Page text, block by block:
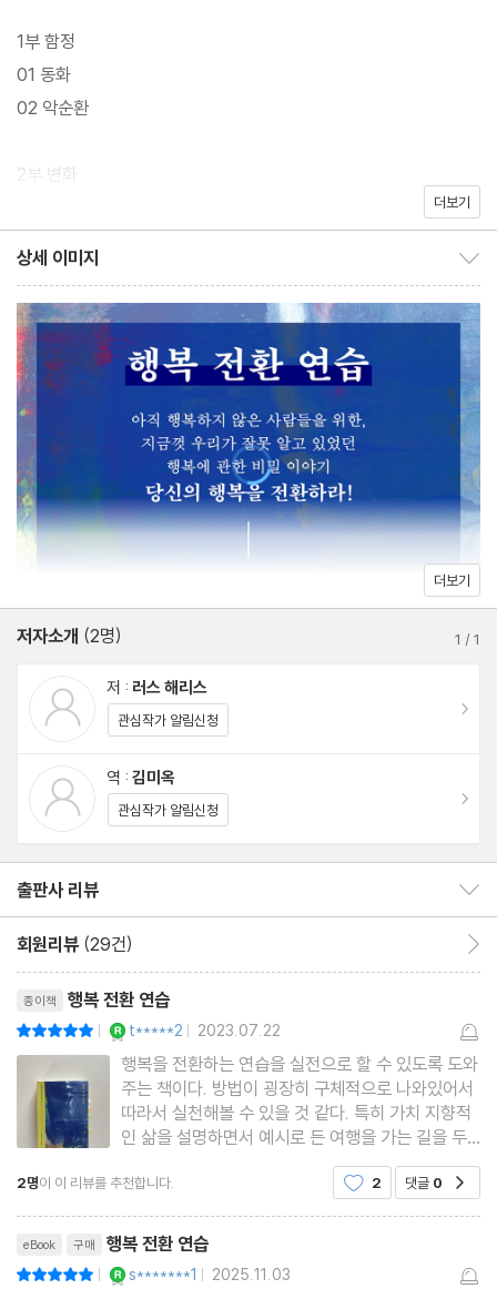
1부 함정
01 동화
02 악순환
2부 변화
05 진정한 긍정
06 문제를 해결하는 해제
07 누가 말하고 있는가
08 무서운 장면
09 보트 안의 악마
10 기분이 어떤가
11 투쟁 스위치
12 투쟁 스위치가 어떻게 작동되는가
13 악마를 꼼짝 못 하게 노려보라
15 충동 파도타기
16 더 많은 악마들
17 타임머신
18 더러워진 개
19 마음 챙김
20 숨 쉬고 있다면 살아 있는 것이다
21 있는 그대로 말하라
22 중대한 이야기
3부 가치
24 가슴이 원하는 것을 따르라
25 중대한 질문
26 문제를 해결하는 가치
27 수천 마일의 여행
28 성취감 찾기
29 풍요로운 삶
30 두려움에 직면하기
32 위로 그리고 앞으로
33 의미 있는 삶
더보기
상세 이미지
더보기
저자소개 (2명) 1 /1
저 : 러스 해리스
관심작가 알림신청
역 : 김미옥
관심작가 알림신청
출판사 리뷰
회원리뷰 (29건)
종이책 행복 전환 연습
| t*****2 | 2023.07.22
행복을 전환하는 연습을 실전으로 할 수 있도록 도와
주는 책이다. 방법이 굉장히 구체적으로 나와있어서
따라서 실천해볼 수 있을 것 같다. 특히 가치 지향적
인 삶을 설명하면서 예시로 든 여행을 가는 길을 두
아이로 비교한 내용이 와닿았다. 목표에만 집중하는
아이는 “아직 멀었어요?”하고 조밧심을 내고, 창밖
금 현재를 즐긴다
2명이 이 리뷰를 추천합니다. 2 댓글 0
eBook 구매 행복 전환 연습
| s*******1 | 2025.11.03